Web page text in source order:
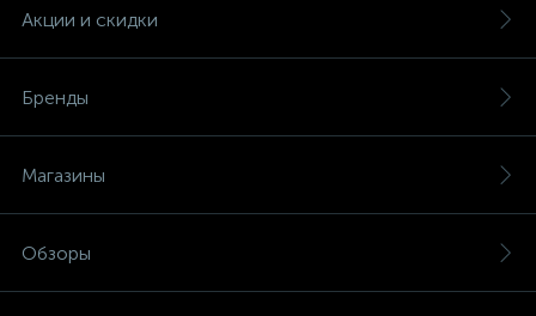
Акции и скидки
Бренды
Магазины
Обзоры